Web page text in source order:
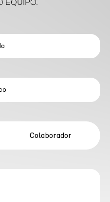
EQUIPO.
Colaborador